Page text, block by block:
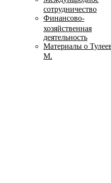
сотрудничество
Финансово-
хозяйственная
деятельность
Материалы о
М.